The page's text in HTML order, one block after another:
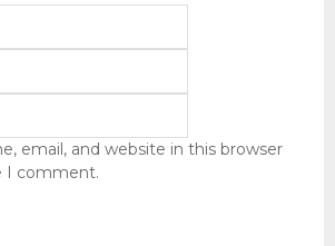
email, and website in this browser
I comment.